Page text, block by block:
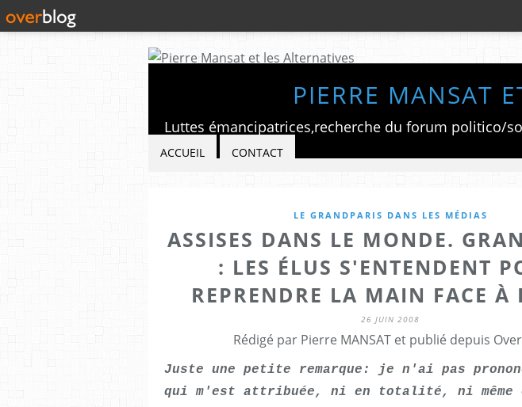
PIERRE MANSAT
ACCUEIL CONTACT
LE GRANDPARIS DANS LES MÉDIAS
ASSISES DANS LE MONDE.
: LES ÉLUS S'ENTENDENT
REPRENDRE LA MAIN FACE À
26 JUIN 2008
Rédigé par Pierre MANSAT et publié depuis
Juste une petite remarque: je n'ai pas
qui m'est attribuée, ni en totalité, ni même